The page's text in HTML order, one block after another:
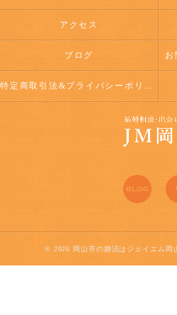
アクセス
ブログ お
特定商取引法&プライバシーポリシー
© 2026 岡山市の婚活はジェイエム岡